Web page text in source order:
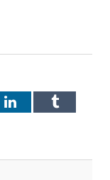
LinkedInTumblr